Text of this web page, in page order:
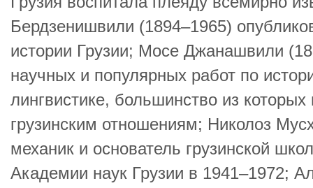
Бердзенишвили (1894–1965)
истории Грузии; Мосе Джанашвили
научных и популярных работ по
лингвистике, большинство из
грузинским отношениям; Николоз
механик и основатель грузинской
Академии наук Грузии в 1941–1972;